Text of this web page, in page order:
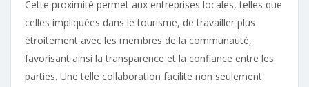
Cette proximité permet aux entreprises locales, telles que
celles impliquées dans le tourisme, de travailler plus
étroitement avec les membres de la communauté,
favorisant ainsi la transparence et la confiance entre les
parties. Une telle collaboration facilite non seulement